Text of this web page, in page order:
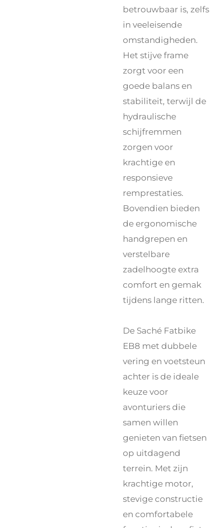
betrouwbaar is, zelfs
in veeleisende
omstandigheden.
Het stijve frame
zorgt voor een
goede balans en
stabiliteit, terwijl de
hydraulische
schijfremmen
zorgen voor
krachtige en
responsieve
remprestaties.
Bovendien bieden
de ergonomische
handgrepen en
verstelbare
zadelhoogte extra
comfort en gemak
tijdens lange ritten.
De Saché Fatbike
EB8 met dubbele
vering en voetsteun
achter is de ideale
keuze voor
avonturiers die
samen willen
genieten van fietsen
op uitdagend
terrein. Met zijn
krachtige motor,
stevige constructie
en comfortabele